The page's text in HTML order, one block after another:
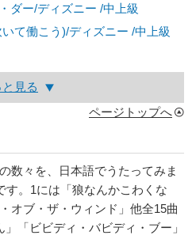
ダー/ディズニー /中上級
て働こう)/ディズニー /中上級
と見る
ページトップへ
数々を、日本語でうたってみま
す。1には「狼なんかこわくな
オブ・ザ・ウィンド」他全15曲
「ビビディ・バビディ・ブー」